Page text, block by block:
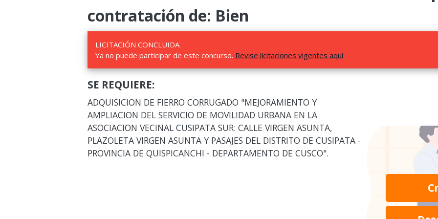
contratación de: Bien
LICITACIÓN CONCLUIDA.
Ya no puede participar de este concurso. Revise licitaciones vigentes aquí
SE REQUIERE:
ADQUISICION DE FIERRO CORRUGADO "MEJORAMIENTO Y
AMPLIACION DEL SERVICIO DE MOVILIDAD URBANA EN LA
ASOCIACION VECINAL CUSIPATA SUR: CALLE VIRGEN ASUNTA,
PLAZOLETA VIRGEN ASUNTA Y PASAJES DEL DISTRITO DE CUSIPATA -
PROVINCIA DE QUISPICANCHI - DEPARTAMENTO DE CUSCO".